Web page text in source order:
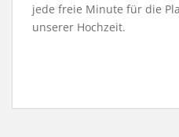
jede freie Minute für die
unserer Hochzeit.